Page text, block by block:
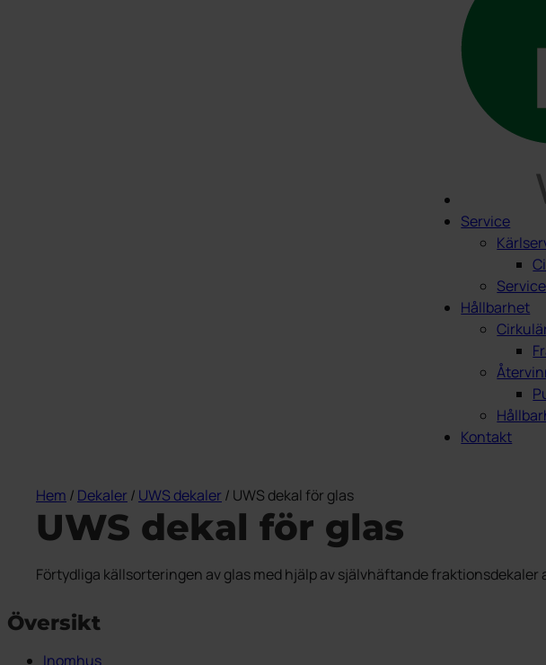
Service
Hållbarhet
Kontakt
Hem / Dekaler / UWS dekaler / UWS dekal för glas
UWS dekal för glas
Förtydliga källsorteringen av glas med hjälp av självhäftande fraktionsdekaler
Översikt
Inomhus